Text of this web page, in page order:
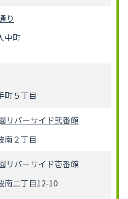
り
中町
町５丁目
リバーサイド弐番館
南２丁目
リバーサイド壱番館
南二丁目12-10